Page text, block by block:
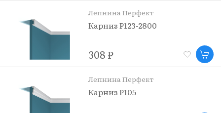
Лепнина Перфект
Карниз P123-2800
308 ₽
Лепнина Перфект
Карниз P105